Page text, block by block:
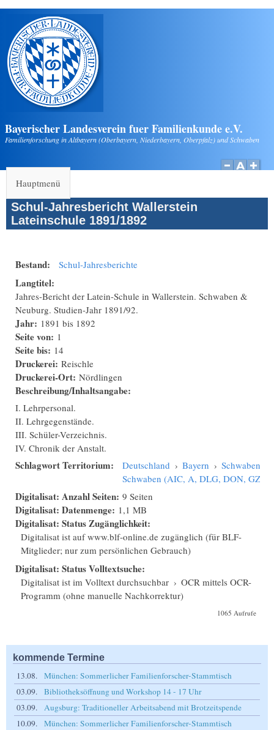
Direkt zum Inhalt
Bayerischer Landesverein fuer Familienkunde e.V.
Familienforschung in Altbayern (Oberbayern, Niederbayern, Oberpfalz) und Schwaben
Hauptmenü
Schul-Jahresbericht Wallerstein
Lateinschule 1891/1892
Bestand: Schul-Jahresberichte
Langtitel:
Jahres-Bericht der Latein-Schule in Wallerstein. Schwaben &
Neuburg. Studien-Jahr 1891/92.
Jahr: 1891 bis 1892
Seite von: 1
Seite bis: 14
Druckerei: Reischle
Druckerei-Ort: Nördlingen
Beschreibung/Inhaltsangabe:
I. Lehrpersonal.
II. Lehrgegenstände.
III. Schüler-Verzeichnis.
IV. Chronik der Anstalt.
Schlagwort Territorium: Deutschland › Bayern › Schwaben
Schwaben (AIC, A, DLG, DON, GZ,
Digitalisat: Anzahl Seiten: 9 Seiten
Digitalisat: Datenmenge: 1,1 MB
Digitalisat: Status Zugänglichkeit:
Digitalisat ist auf www.blf-online.de zugänglich (für BLF-
Mitglieder; nur zum persönlichen Gebrauch)
Digitalisat: Status Volltextsuche:
Digitalisat ist im Volltext durchsuchbar › OCR mittels OCR-
Programm (ohne manuelle Nachkorrektur)
1065 Aufrufe
kommende Termine
13.08.
München: Sommerlicher Familienforscher-Stammtisch
03.09.
Bibliotheksöffnung und Workshop 14 - 17 Uhr
03.09.
Augsburg: Traditioneller Arbeitsabend mit Brotzeitspende
10.09.
München: Sommerlicher Familienforscher-Stammtisch